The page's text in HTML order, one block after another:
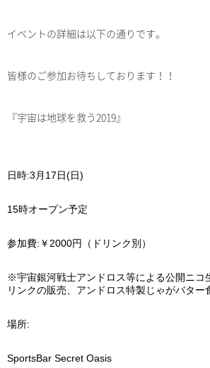
イベントの詳細は以下の通りです。
皆様のご参加お待ちしております！！
『宇宙は地球を救う2019』
日時:3 月 17日(日)
15時オープン予定
参加費: ￥ 2000円（ドリンク別）
※宇宙銀河戦士アンドロス等による公開ニコ
リンクの販売、アンドロス特製じゃがバター
場所:
SportsBar Secret Oasis